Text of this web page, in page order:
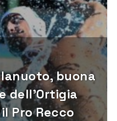
buona
dell’Ortigia
Pro Recco